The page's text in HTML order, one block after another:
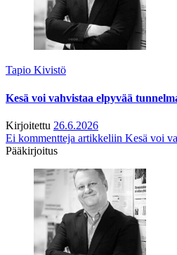
Tapio Kivistö
Kesä voi vahvistaa elpyvää
Kirjoitettu 26.6.2026
Ei kommentteja artikkeliin Kesä voi
Pääkirjoitus